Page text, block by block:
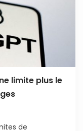
limite plus le
de